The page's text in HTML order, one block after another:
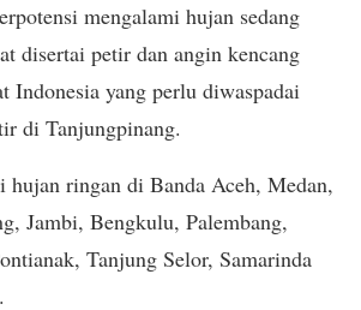
mengalami hujan sedang
disertai petir dan angin kencang
Indonesia yang perlu diwaspadai
di Tanjungpinang.
hujan ringan di Banda Aceh, Medan,
Jambi, Bengkulu, Palembang,
Tanjung Selor, Samarinda